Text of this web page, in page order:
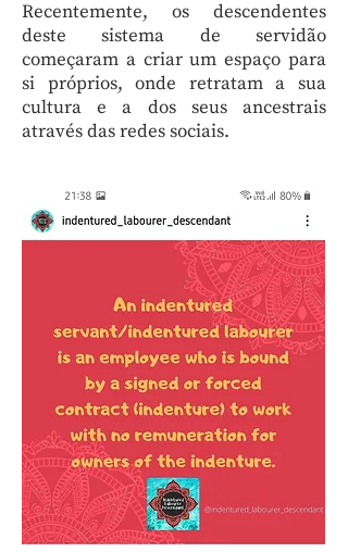
Recentemente, os descendentes
deste sistema de servidão
começaram a criar um espaço para
si próprios, onde retratam a sua
cultura e a dos seus ancestrais
através das redes sociais.